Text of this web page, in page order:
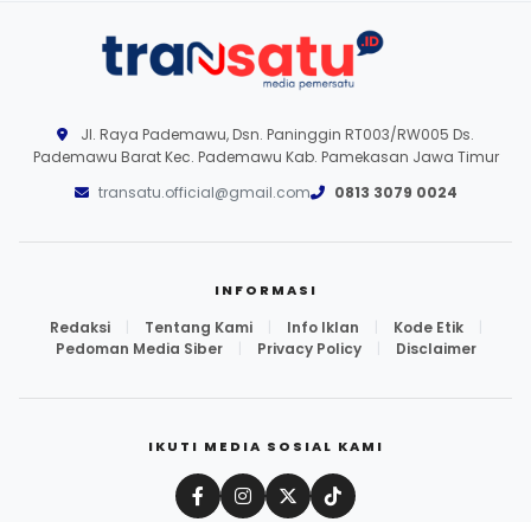
Jl. Raya Pademawu, Dsn. Paninggin RT003/RW005 Ds.
Pademawu Barat Kec. Pademawu Kab. Pamekasan Jawa Timur
transatu.official@gmail.com
0813 3079 0024
INFORMASI
Redaksi Tentang Kami Info Iklan Kode Etik
Pedoman Media Siber
Privacy Policy Disclaimer
IKUTI MEDIA SOSIAL KAMI